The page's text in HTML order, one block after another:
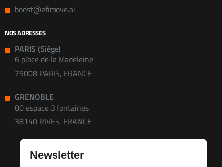
boost@efimove.ai
NOS ADRESSES
PARIS (Siège)
6 place de la Madeleine
75008 PARIS, FRANCE
GRENOBLE
80 espace 3 fontaines
38140 RIVES, FRANCE